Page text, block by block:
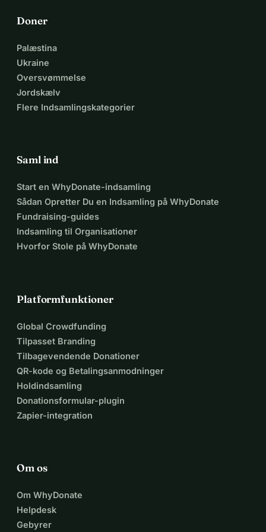
Doner
Palæstina
Ukraine
Oversvømmelse
Jordskælv
Flere Indsamlingskategorier
Saml ind
Start en WhyDonate-indsamling
Sådan Opretter Du en Indsamling på WhyDonate
Fundraising-guides
Indsamling til Organisationer
Hvorfor Stole på WhyDonate
Platformfunktioner
Global Crowdfunding
Tilpasset Branding
Tilbagevendende Donationer
QR-kode og Betalingsanmodninger
Holdindsamling
Donationsformular-plugin
Zapier-integration
Om os
Om WhyDonate
Helpdesk
Gebyrer